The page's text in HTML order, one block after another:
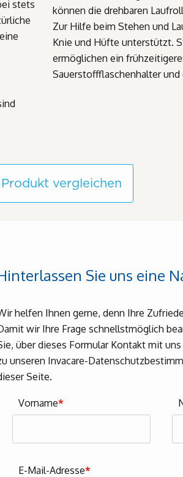
stets
können die drehbaren
Zur Hilfe beim Stehen und
Knie und Hüfte unterstützt.
ermöglichen ein
Sauerstoffflaschenhalter
Produkt vergleichen
Sie uns eine
helfen Ihnen gerne, denn Ihre
wir Ihre Frage schnellstmöglich
über dieses Formular Kontakt mit
unseren Invacare-
Seite.
Vorname*
E-Mail-Adresse*